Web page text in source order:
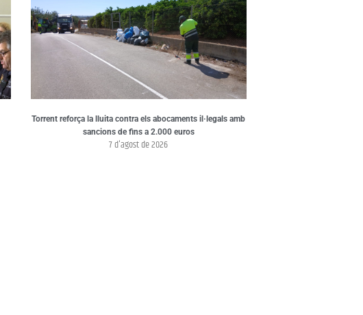
Torrent reforça la lluita contra els abocaments il·legals amb
sancions de fins a 2.000 euros
7 d'agost de 2026